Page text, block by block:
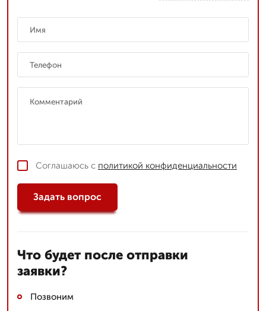
Соглашаюсь с политикой конфиденциальности
Задать вопрос
Что будет после отправки
заявки?
Позвоним